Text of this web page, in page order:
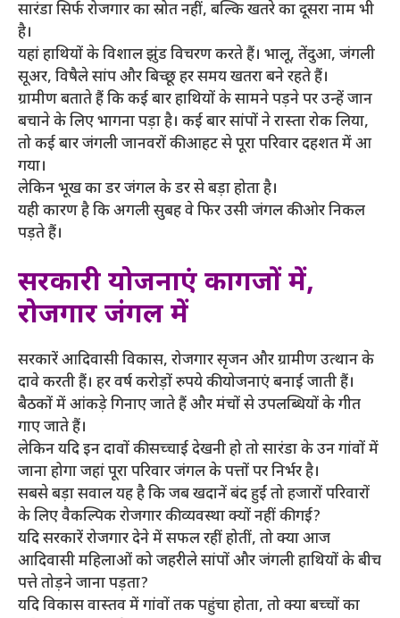
सारंडा सिर्फ रोजगार का स्रोत नहीं, बल्कि खतरे का दूसरा नाम भी
है।
यहां हाथियों के विशाल झुंड विचरण करते हैं। भालू, तेंदुआ, जंगली
सूअर, विषैले सांप और बिच्छू हर समय खतरा बने रहते हैं।
ग्रामीण बताते हैं कि कई बार हाथियों के सामने पड़ने पर उन्हें जान
बचाने के लिए भागना पड़ा है। कई बार सांपों ने रास्ता रोक लिया,
तो कई बार जंगली जानवरों की आहट से पूरा परिवार दहशत में आ
गया।
लेकिन भूख का डर जंगल के डर से बड़ा होता है।
यही कारण है कि अगली सुबह वे फिर उसी जंगल की ओर निकल
पड़ते हैं।
सरकारी योजनाएं कागजों में,
रोजगार जंगल में
सरकारें आदिवासी विकास, रोजगार सृजन और ग्रामीण उत्थान के
दावे करती हैं। हर वर्ष करोड़ों रुपये की योजनाएं बनाई जाती हैं।
बैठकों में आंकड़े गिनाए जाते हैं और मंचों से उपलब्धियों के गीत
गाए जाते हैं।
लेकिन यदि इन दावों की सच्चाई देखनी हो तो सारंडा के उन गांवों में
जाना होगा जहां पूरा परिवार जंगल के पत्तों पर निर्भर है।
सबसे बड़ा सवाल यह है कि जब खदानें बंद हुईं तो हजारों परिवारों
के लिए वैकल्पिक रोजगार की व्यवस्था क्यों नहीं की गई?
यदि सरकारें रोजगार देने में सफल रहीं होतीं, तो क्या आज
आदिवासी महिलाओं को जहरीले सांपों और जंगली हाथियों के बीच
पत्ते तोड़ने जाना पड़ता?
यदि विकास वास्तव में गांवों तक पहुंचा होता, तो क्या बच्चों का